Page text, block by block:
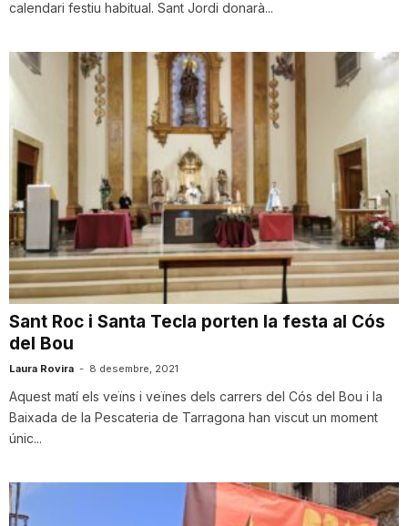
calendari festiu habitual. Sant Jordi donarà...
Sant Roc i Santa Tecla porten la festa al Cós
del Bou
Laura Rovira - 8 desembre, 2021
Aquest matí els veïns i veïnes dels carrers del Cós del Bou i la
Baixada de la Pescateria de Tarragona han viscut un moment
únic...